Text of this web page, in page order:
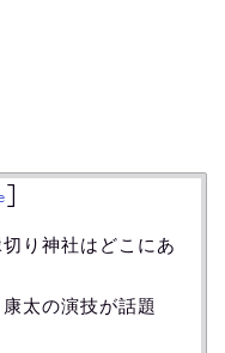
]
り神社はどこにあ
太の演技が話題